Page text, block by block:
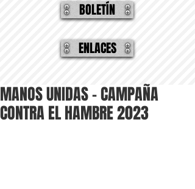
BOLETÍN
ENLACES
MANOS UNIDAS – CAMPAÑA
CONTRA EL HAMBRE 2023